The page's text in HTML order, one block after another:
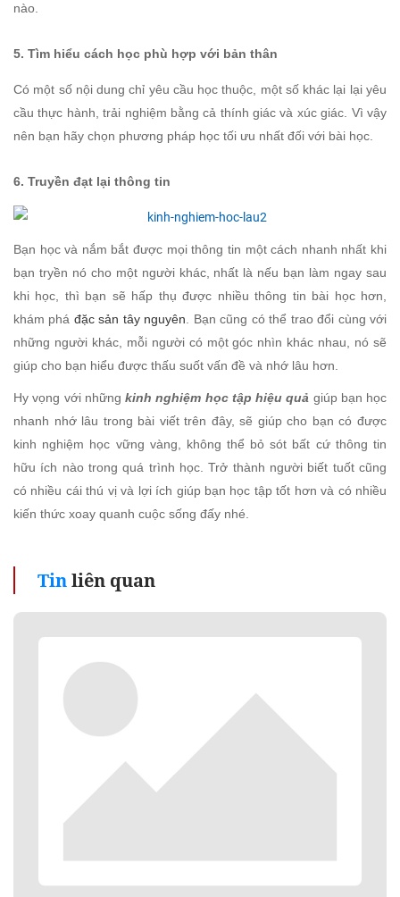
nào.
5. Tìm hiểu cách học phù hợp với bản thân
Có một số nội dung chỉ yêu cầu học thuộc, một số khác lại lại yêu
cầu thực hành, trải nghiệm bằng cả thính giác và xúc giác. Vì vậy
nên bạn hãy chọn phương pháp học tối ưu nhất đối với bài học.
6. Truyền đạt lại thông tin
Bạn học và nắm bắt được mọi thông tin một cách nhanh nhất khi
bạn tryền nó cho một người khác, nhất là nếu bạn làm ngay sau
khi học, thì bạn sẽ hấp thụ được nhiều thông tin bài học hơn,
khám phá đặc sản tây nguyên . Bạn cũng có thể trao đổi cùng với
những người khác, mỗi người có một góc nhìn khác nhau, nó sẽ
giúp cho bạn hiểu được thấu suốt vấn đề và nhớ lâu hơn.
Hy vọng với những kinh nghiệm học tập hiệu quả giúp bạn học
nhanh nhớ lâu trong bài viết trên đây, sẽ giúp cho bạn có được
kinh nghiệm học vững vàng, không thể bỏ sót bất cứ thông tin
hữu ích nào trong quá trình học. Trở thành người biết tuốt cũng
có nhiều cái thú vị và lợi ích giúp bạn học tập tốt hơn và có nhiều
kiến thức xoay quanh cuộc sống đấy nhé.
Tinliên quan